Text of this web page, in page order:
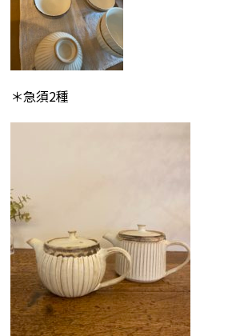
＊急須2種